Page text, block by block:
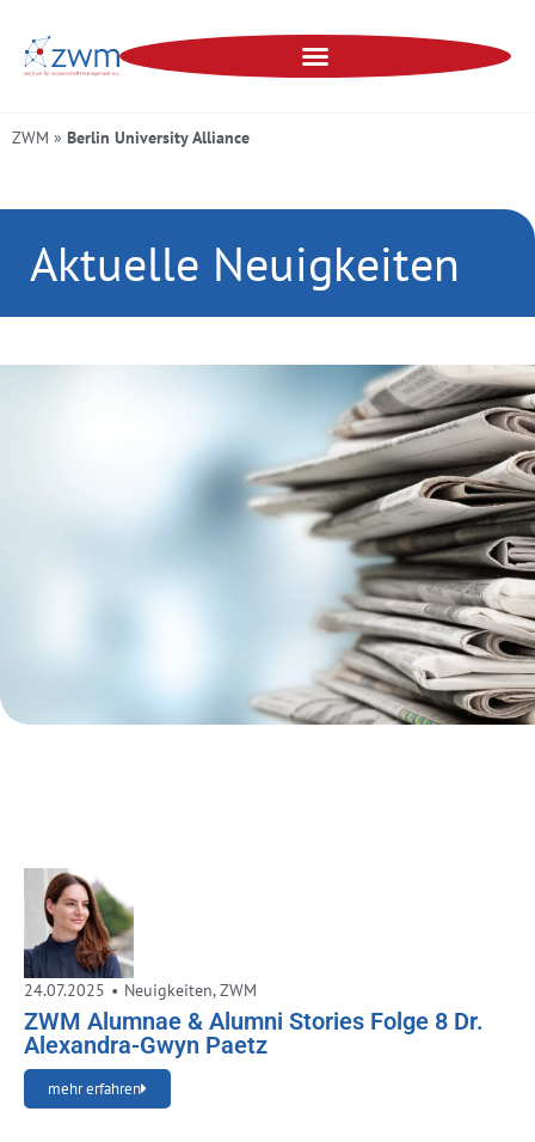
ZWM » Berlin University Alliance
Aktuelle Neuigkeiten
24.07.2025 • Neuigkeiten,ZWM
ZWM Alumnae & Alumni Stories Folge 8 Dr.
Alexandra-Gwyn Paetz
mehr erfahren